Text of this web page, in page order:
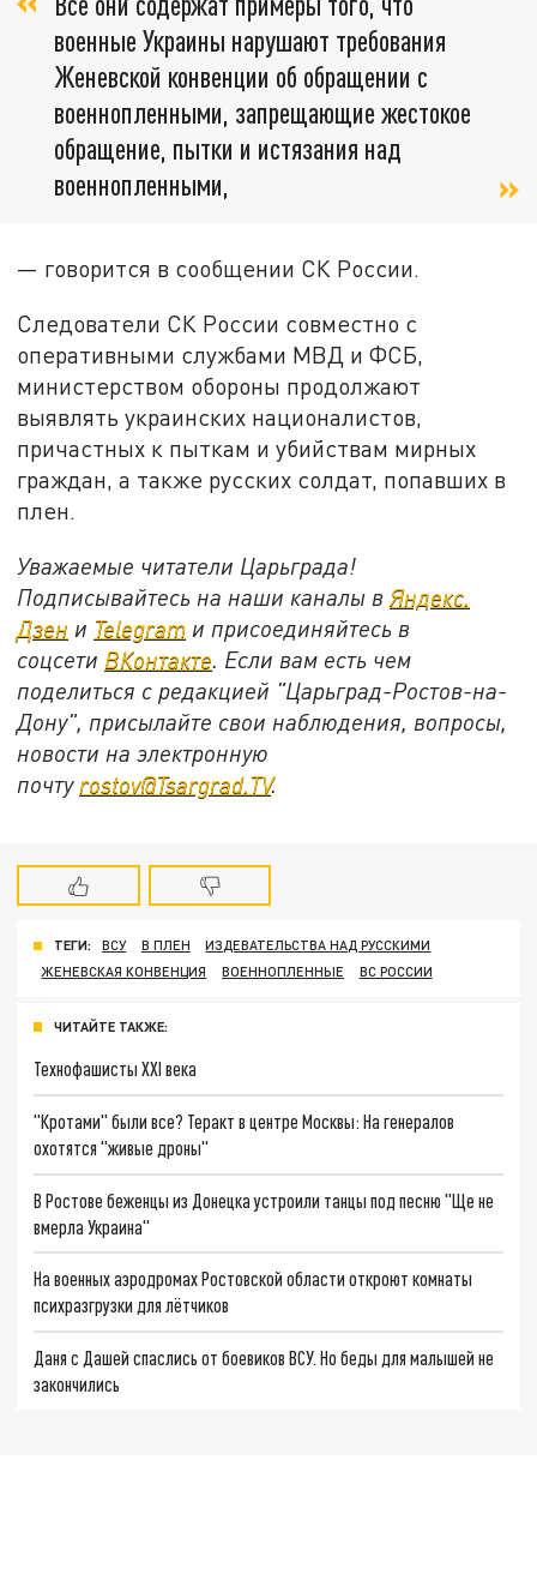
военные Украины нарушают требования
Женевской конвенции об обращении с
военнопленными, запрещающие жестокое
обращение, пытки и истязания над
военнопленными,
— говорится в сообщении СК России.
Следователи СК России совместно с
оперативными службами МВД и ФСБ,
министерством обороны продолжают
выявлять украинских националистов,
причастных к пыткам и убийствам мирных
граждан, а также русских солдат, попавших в
плен.
Уважаемые читатели Царьграда!
Подписывайтесь на наши каналы вЯндекс.
Дзен и Telegram и присоединяйтесь в
соцсети ВКонтакте. Если вам есть чем
поделиться с редакцией "Царьград-Ростов-на-
Дону", присылайте свои наблюдения, вопросы,
новости на электронную
почту rostov@Tsargrad.ТV.
ТЕГИ: ВСУ В ПЛЕН
ИЗДЕВАТЕЛЬСТВА НАД РУССКИМИ
ЖЕНЕВСКАЯ КОНВЕНЦИЯ
ВОЕННОПЛЕННЫЕ ВС РОССИИ
ЧИТАЙТЕ ТАКЖЕ:
Технофашисты XXI века
"Кротами" были все? Теракт в центре Москвы: На генералов
охотятся "живые дроны"
В Ростове беженцы из Донецка устроили танцы под песню "Ще не
вмерла Украина"
На военных аэродромах Ростовской области откроют комнаты
психразгрузки для лётчиков
Даня с Дашей спаслись от боевиков ВСУ. Но беды для малышей не
закончились